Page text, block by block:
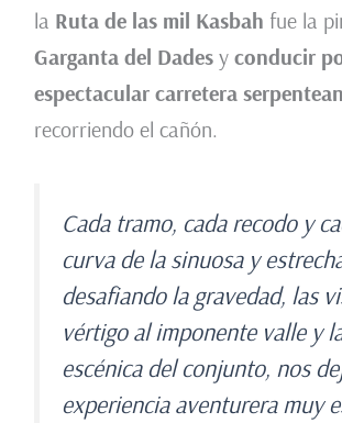
la Ruta de las mil Kasbah fue la
Garganta del Dadesy conducir
espectacular carretera
recorriendo el cañón.
Cada tramo, cada recodo y
curva de la sinuosa y
desafiando la gravedad, las
vértigo al imponente valle y
escénica del conjunto, nos
experiencia aventurera muy